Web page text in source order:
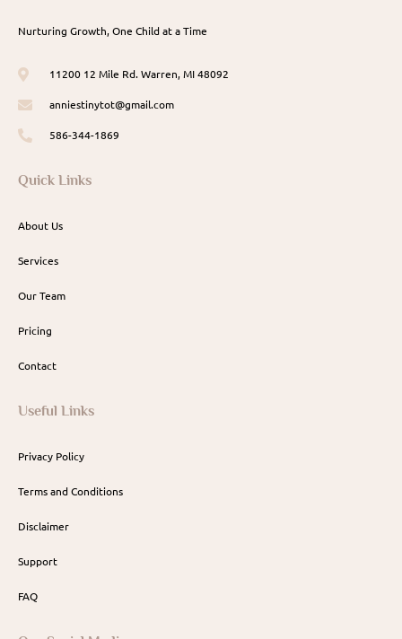
Nurturing Growth, One Child at a Time
11200 12 Mile Rd. Warren, MI 48092
anniestinytot@gmail.com
586-344-1869
Quick Links
About Us
Services
Our Team
Pricing
Contact
Useful Links
Privacy Policy
Terms and Conditions
Disclaimer
Support
FAQ